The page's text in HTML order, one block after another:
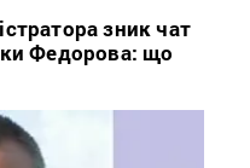
зник чат
Федорова: що